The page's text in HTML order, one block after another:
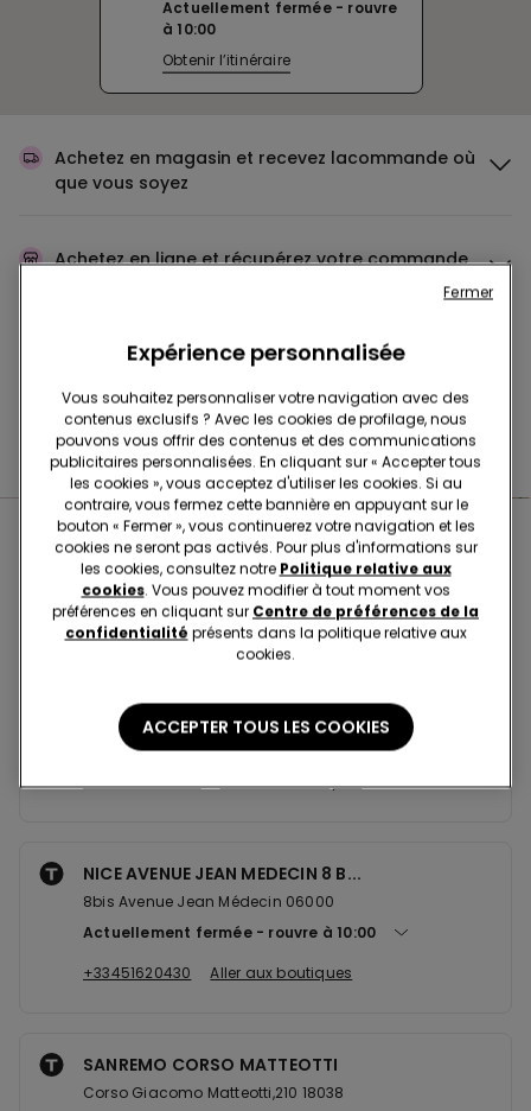
Actuellement fermée
rouvre
à 10:00
Obtenir l’itinéraire
Achetez en magasin et recevez lacommande où
que vous soyez
Achetez en ligne et récupérezvotre commande
Passez votre commandeoù vous voulez
Changer l'articleen magasin
Boutiques proches de chez
vous
Via Camillo Benso Conte di Cavour,35 18039
Actuellement fermée
+390184239024
Aller aux boutiques
NICE AVENUE JEAN MEDECIN 8 B...
8bis Avenue Jean Médecin 06000
Actuellement fermée
rouvre à 10:00
+33451620430
Aller aux boutiques
SANREMO CORSO MATTEOTTI
Corso Giacomo Matteotti,210 18038
Expérience personnalisée
Vous souhaitez personnaliser votre navigation avec des
contenus exclusifs ? Avec les cookies de profilage, nous
pouvons vous offrir des contenus et des communications
publicitaires personnalisées. En cliquant sur « Accepter tous
les cookies », vous acceptez d'utiliser les cookies. Si au
contraire, vous fermez cette bannière en appuyant sur le
bouton « Fermer », vous continuerez votre navigation et les
cookies ne seront pas activés. Pour plus d'informations sur
les cookies, consultez notre Politique relative aux
cookies. Vous pouvez modifier à tout moment vos
préférences en cliquant sur Centre de préférences de la
confidentialité présents dans la politique relative aux
cookies.
ACCEPTER TOUS LES COOKIES
Fermer